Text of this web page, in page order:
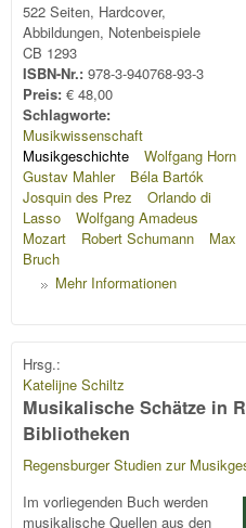
522 Seiten, Hardcover,
Abbildungen, Notenbeispiele
CB 1293
ISBN-Nr.: 978-3-940768-93-3
Preis: € 48,00
Schlagworte:
Musikwissenschaft
Musikgeschichte
Wolfgang Horn
Gustav Mahler
Béla Bartók
Josquin des Prez
Orlando di
Lasso
Wolfgang Amadeus
Mozart
Robert Schumann
Max
Bruch
Mehr Informationen
Hrsg.:
Katelijne Schiltz
Musikalische Schätze in
Bibliotheken
Regensburger Studien zur
Im vorliegenden Buch werden
musikalische Quellen aus den